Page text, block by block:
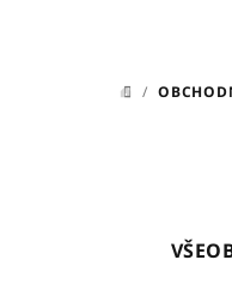
DOMŮ
/